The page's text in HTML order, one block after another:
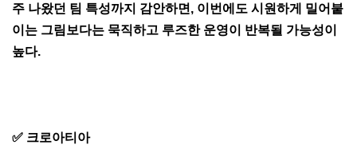
주 나왔던 팀 특성까지 감안하면, 이번에도 시원하게 밀어붙
이는 그림보다는 묵직하고 루즈한 운영이 반복될 가능성이
높다.
✅ 크로아티아